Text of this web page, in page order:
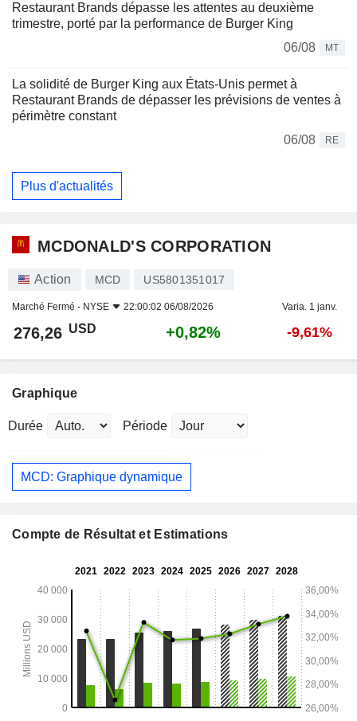
Restaurant Brands dépasse les attentes au deuxième
trimestre, porté par la performance de Burger King
06/08
MT
La solidité de Burger King aux États-Unis permet à
Restaurant Brands de dépasser les prévisions de ventes à
périmètre constant
06/08
RE
Plus d'actualités
MCDONALD'S CORPORATION
Action MCD US5801351017
Marché Fermé - NYSE 22:00:02 06/08/2026 Varia. 1 janv.
276,26 USD +0,82% -9,61%
Graphique
Durée Période
MCD: Graphique dynamique
Compte de Résultat et Estimations